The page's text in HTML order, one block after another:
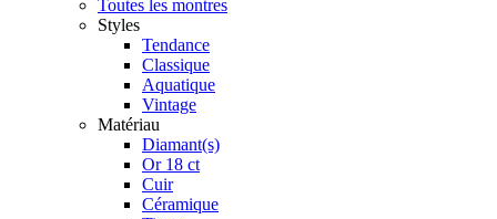
Toutes les montres
Styles
Tendance
Classique
Aquatique
Vintage
Matériau
Diamant(s)
Or 18 ct
Cuir
Céramique